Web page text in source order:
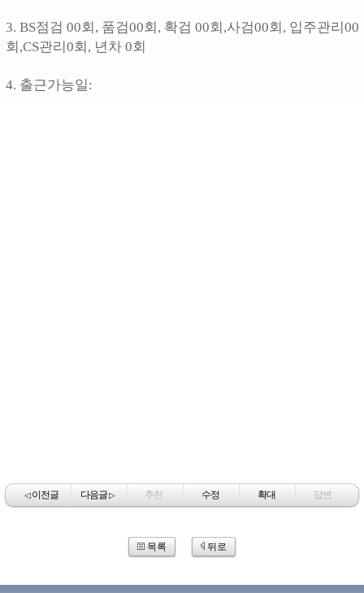
3. BS점검 00회, 품검00회, 확검 00회,사검00회, 입주관리00
회,CS관리0회, 년차 0회
4. 출근가능일:
◁이전글 다음글▷ 추천 수정 확대 답변
목록 뒤로